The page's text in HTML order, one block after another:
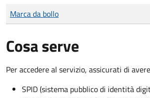
Tipo di pagamento
Importo
Marca da bollo
Cosa serve
Per accedere al servizio, assicurati di
SPID (sistema pubblico di identità